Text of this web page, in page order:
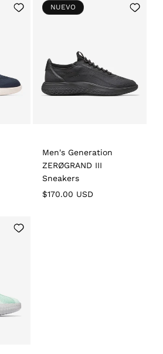
Add
to
Add
to
NUEVO
Men's Generation
ZERØGRAND III
Sneakers
Regular
$170.00 USD
Add
to